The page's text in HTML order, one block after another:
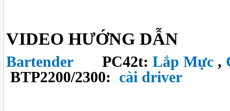
VIDEO HƯỚNG DẪN
Bartender PC42t: Lắp Mực ,
BTP2200/2300: cài driver